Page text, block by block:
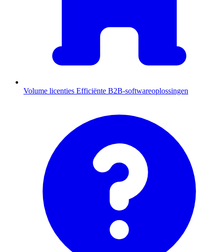
Volume licenties Efficiënte B2B-softwareoplossingen